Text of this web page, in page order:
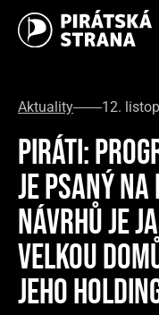
Aktuality 12.
PIRÁTI:
JE PSANÝ NA
NÁVRHŮ JE
VELKOU
JEHO